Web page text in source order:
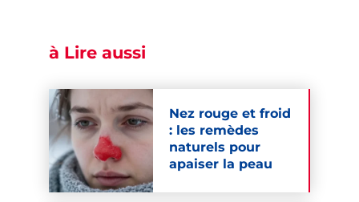
à Lire aussi
Nez rouge et froid
: les remèdes
naturels pour
apaiser la peau